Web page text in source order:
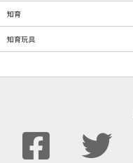
知育
知育玩具